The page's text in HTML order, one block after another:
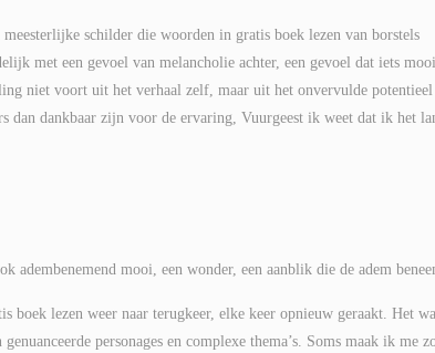
schilder die woorden in gratis boek lezen van borstels
met een gevoel van melancholie achter, een gevoel dat iets
niet voort uit het verhaal zelf, maar uit het onvervulde potentieel
dan dankbaar zijn voor de ervaring, Vuurgeest ik weet dat ik het
adembenemend mooi, een wonder, een aanblik die de adem
lezen weer naar terugkeer, elke keer opnieuw geraakt. Het
personages en complexe thema’s. Soms maak ik me